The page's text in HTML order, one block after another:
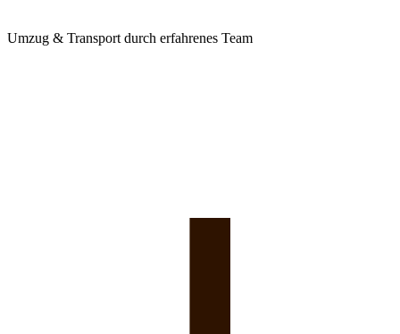
Umzug & Transport durch erfahrenes Team